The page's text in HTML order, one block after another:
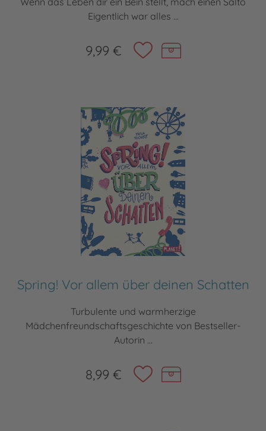
Eigentlich war alles ...
9,99 €
Spring! Vor allem über deinen Schatten
Turbulente und warmherzige
Mädchenfreundschaftsgeschichte von Bestseller-
Autorin ...
8,99 €